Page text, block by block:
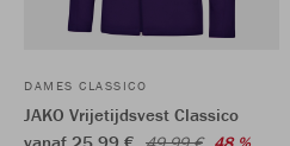
DAMES CLASSICO
JAKO Vrijetijdsvest Classico